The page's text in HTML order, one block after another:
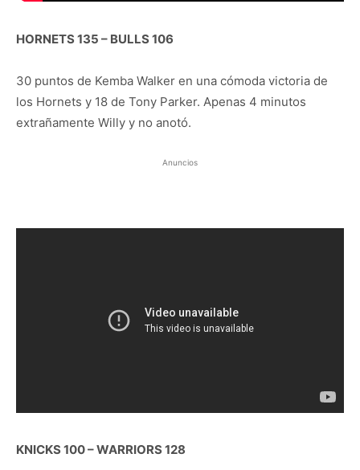
HORNETS 135 – BULLS 106
30 puntos de Kemba Walker en una cómoda victoria de
los Hornets y 18 de Tony Parker. Apenas 4 minutos
extrañamente Willy y no anotó.
Anuncios
KNICKS 100 – WARRIORS 128